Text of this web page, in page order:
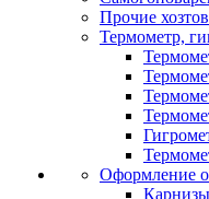
Прочие
Термометр,
Оформление